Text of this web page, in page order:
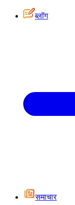
ब्लॉग
समाचार